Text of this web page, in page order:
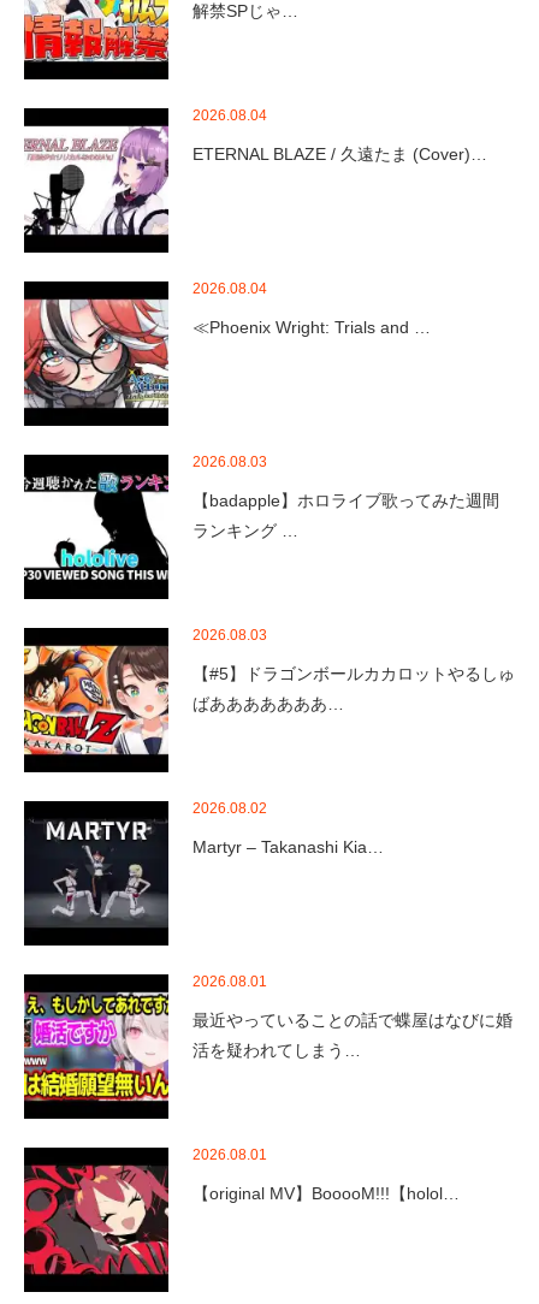
解禁SPじゃ…
2026.08.04
ETERNAL BLAZE / 久遠たま (Cover)…
2026.08.04
≪Phoenix Wright: Trials and …
2026.08.03
【badapple】ホロライブ歌ってみた週間
ランキング …
2026.08.03
【#5】ドラゴンボールカカロットやるしゅ
ばあああああああ…
2026.08.02
Martyr – Takanashi Kia…
2026.08.01
最近やっていることの話で蝶屋はなびに婚
活を疑われてしまう…
2026.08.01
【original MV】BooooM!!!【holol…